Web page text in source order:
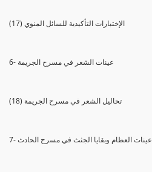
(17) الإختبارات التأكيدية للسائل المنوي
6- عينات الشعر في مسرح الجريمة
(18) تحاليل الشعر في مسرح الجريمة
7- عينات العظام وبقايا الجثث في مسرح الحادث